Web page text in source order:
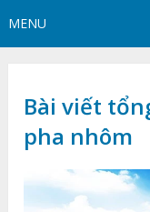
MENU
Bài viết
pha nhôm